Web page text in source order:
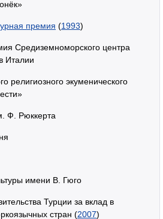
премия (1993)
Средиземноморского центра
Италии
религиозного экуменического
Ф. Рюккерта
имени В. Гюго
Турции за вклад в
стран (2007)